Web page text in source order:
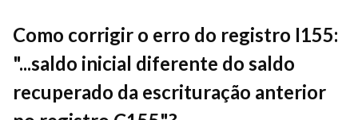
Como corrigir o erro do registro I155:
"...saldo inicial diferente do saldo
recuperado da escrituração anterior